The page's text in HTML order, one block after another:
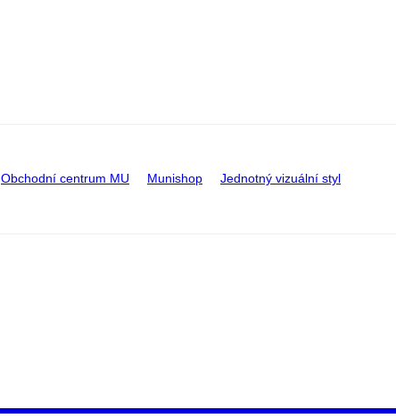
Obchodní centrum MU Munishop Jednotný vizuální styl